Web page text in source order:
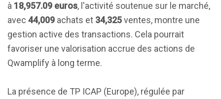
à 18,957.09 euros, l'activité soutenue sur le marché,
avec 44,009 achats et 34,325ventes, montre une
gestion active des transactions. Cela pourrait
favoriser une valorisation accrue des actions de
Qwamplify à long terme.
La présence de TP ICAP (Europe), régulée par